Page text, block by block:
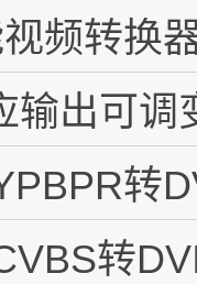
频转换
输出可
转
转